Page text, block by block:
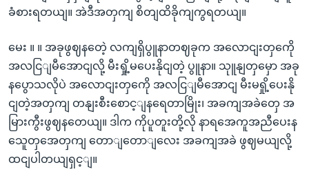
ခံစားရတယျ။ အဲဒီအတှကျ စိတျထိခိုကျကွရတယျ။
မေး ။ ။ အခုဖွဈနတေဲ့ လကျရှိပွူနာတဈခုက အလောငျးတှကေို
အလငြျမီအောငျလို့ မီးရှို့မပေးနိုငျတဲ့ ပွူနာ။ သုူနျတှမှော အခု
နပွောသလိုပဲ အလောငျးတှကေို အလငြျမီအောငျ မီးမရှို့ပေးနို
ငျတဲ့အတှကျ တနျးစီးစောင့ျနရေတာမြိုး၊ အခကျအခဲတှေ အ
မြားကွီးဖွဈနတေယျ။ ဒါက ကိုပူတူးတို့လို နာရအေကူအညီပေးန
သေူတှအေတှကျ တောျတောျလေး အခကျအခဲ ဖွဈမယျလို့
ထငျပါတယျရှင့ျ။